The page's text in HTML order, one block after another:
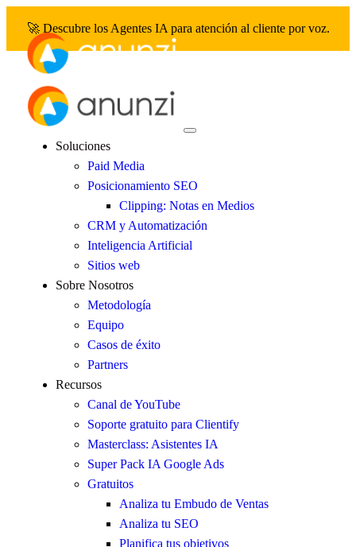
🚀 Descubre los Agentes IA para atención al cliente por voz.
Soluciones
Paid Media
Posicionamiento SEO
Clipping: Notas en Medios
CRM y Automatización
Inteligencia Artificial
Sitios web
Sobre Nosotros
Metodología
Equipo
Casos de éxito
Partners
Recursos
Canal de YouTube
Soporte gratuito para Clientify
Masterclass: Asistentes IA
Super Pack IA Google Ads
Gratuitos
Analiza tu Embudo de Ventas
Analiza tu SEO
Planifica tus objetivos